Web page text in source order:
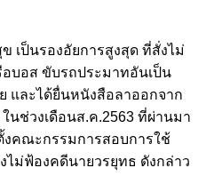
เป็นรองอัยการสูงสุด ที่สั่งไม่
บอส ขับรถประมาทอันเป็น
และได้ยื่นหนังสือลาออกจาก
นช่วงเดือนส.ค.2563 ที่ผ่านมา
คณะกรรมการสอบการใช้
ม่ฟ้องคดีนายวรยุทธ ดังกล่าว